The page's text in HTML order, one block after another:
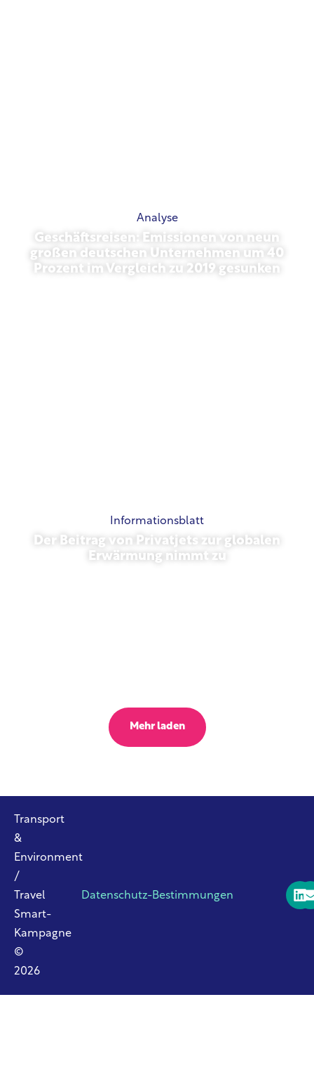
Analyse
Geschäftsreisen: Emissionen von neun
großen deutschen Unternehmen um 40
Prozent im Vergleich zu 2019 gesunken
Informationsblatt
Der Beitrag von Privatjets zur globalen
Erwärmung nimmt zu
Mehr laden
Transport
&
Environment
/
Travel
Smart-
Kampagne
©
2026
Datenschutz-Bestimmungen